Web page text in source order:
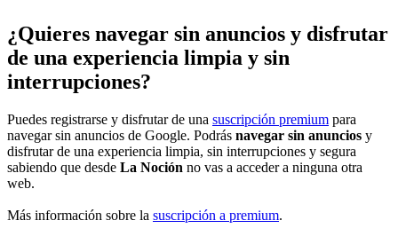
¿Quieres navegar sin anuncios y disfrutar
de una experiencia limpia y sin
interrupciones?
Puedes registrarse y disfrutar de una suscripción premium para
navegar sin anuncios de Google. Podrás navegar sin anuncios y
disfrutar de una experiencia limpia, sin interrupciones y segura
sabiendo que desde La Noción no vas a acceder a ninguna otra
web.
Más información sobre la suscripción a premium.